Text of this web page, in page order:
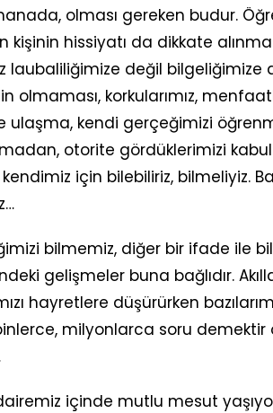
olması gereken budur.
kişinin hissiyatı da dikkate
laubaliliğimize değil
olmaması, korkularımız,
ulaşma, kendi gerçeğimizi
otorite gördüklerimizi
için bilebiliriz, bilmeliyiz.
bilmemiz, diğer bir ifade ile
gelişmeler buna bağlıdır.
hayretlere düşürürken
milyonlarca soru demektir
içinde mutlu mesut